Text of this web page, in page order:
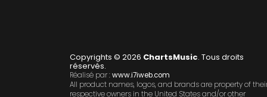
Copyrights © 2026 ChartsMusic. Tous droits
réservés.
Réalisé par :www.i7iweb.com
All product names, logos, and brands are property of
respective owners in the United States and/or other